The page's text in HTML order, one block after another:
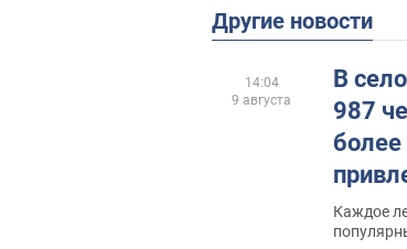
Другие новости
В
987
Каждое
14:04
9 августа